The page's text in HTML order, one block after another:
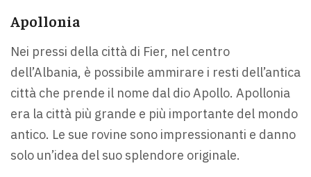
Apollonia
Nei pressi della città di Fier, nel centro
dell’Albania, è possibile ammirare i resti dell’antica
città che prende il nome dal dio Apollo. Apollonia
era la città più grande e più importante del mondo
antico. Le sue rovine sono impressionanti e danno
solo un’idea del suo splendore originale.